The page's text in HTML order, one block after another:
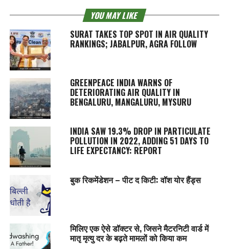
YOU MAY LIKE
SURAT TAKES TOP SPOT IN AIR QUALITY
RANKINGS; JABALPUR, AGRA FOLLOW
GREENPEACE INDIA WARNS OF
DETERIORATING AIR QUALITY IN
BENGALURU, MANGALURU, MYSURU
INDIA SAW 19.3% DROP IN PARTICULATE
POLLUTION IN 2022, ADDING 51 DAYS TO
LIFE EXPECTANCY: REPORT
बुक रिकमेंडेशन – पीट द किटी: वॉश योर हैंड्स
मिलिए एक ऐसे डॉक्टर से, जिसने मैटरनिटी वार्ड में
मातृ मृत्यु दर के बढ़ते मामलों को किया कम